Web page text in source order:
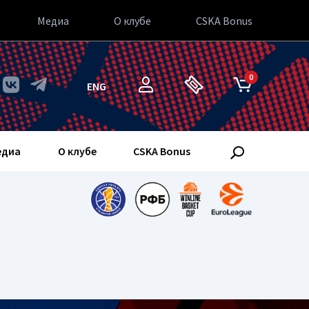
Медиа О клубе CSKA Bonus
ENG
0
О клубе CSKA Bonus